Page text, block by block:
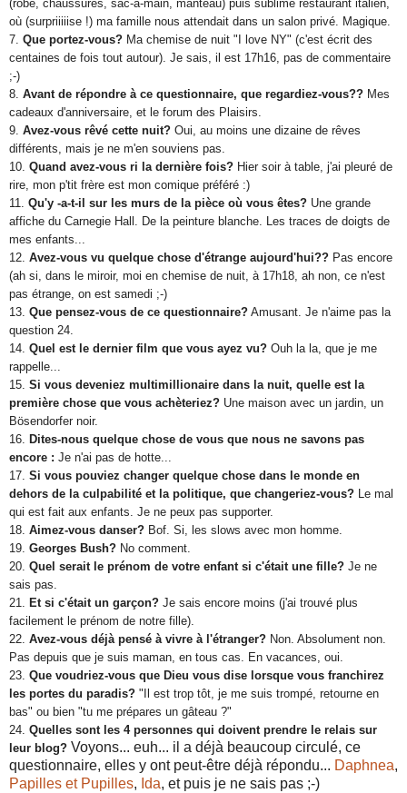
(robe, chaussures, sac-à-main, manteau) puis sublime restaurant italien,
où (surpriiiiise !) ma famille nous attendait dans un salon privé. Magique.
7. Que portez-vous? Ma chemise de nuit "I love NY" (c'est écrit des
centaines de fois tout autour). Je sais, il est 17h16, pas de commentaire
;-)
8. Avant de répondre à ce questionnaire, que regardiez-vous?? Mes
cadeaux d'anniversaire, et le forum des Plaisirs.
9. Avez-vous rêvé cette nuit? Oui, au moins une dizaine de rêves
différents, mais je ne m'en souviens pas.
10. Quand avez-vous ri la dernière fois? Hier soir à table, j'ai pleuré de
rire, mon p'tit frère est mon comique préféré :)
11. Qu'y -a-t-il sur les murs de la pièce où vous êtes? Une grande
affiche du Carnegie Hall. De la peinture blanche. Les traces de doigts de
mes enfants...
12. Avez-vous vu quelque chose d'étrange aujourd'hui?? Pas encore
(ah si, dans le miroir, moi en chemise de nuit, à 17h18, ah non, ce n'est
pas étrange, on est samedi ;-)
13. Que pensez-vous de ce questionnaire? Amusant. Je n'aime pas la
question 24.
14. Quel est le dernier film que vous ayez vu? Ouh la la, que je me
rappelle...
15. Si vous deveniez multimillionaire dans la nuit, quelle est la
première chose que vous achèteriez? Une maison avec un jardin, un
Bösendorfer noir.
16.
Dites-nous quelque chose de vous que nous ne savons pas
encore : Je n'ai pas de hotte...
17. Si vous pouviez changer quelque chose dans le monde en
dehors de la culpabilité et la politique, que changeriez-vous? Le mal
qui est fait aux enfants. Je ne peux pas supporter.
18. Aimez-vous danser? Bof. Si, les slows avec mon homme.
19. Georges Bush? No comment.
20. Quel serait le prénom de votre enfant si c'était une fille? Je ne
sais pas.
21.
Et si c'était un garçon? Je sais encore moins (j'ai trouvé plus
facilement le prénom de notre fille).
22. Avez-vous déjà pensé à vivre à l'étranger? Non. Absolument non.
Pas depuis que je suis maman, en tous cas. En vacances, oui.
23. Que voudriez-vous que Dieu vous dise lorsque vous franchirez
les portes du paradis? "Il est trop tôt, je me suis trompé, retourne en
bas" ou bien "tu me prépares un gâteau ?"
24. Quelles sont les 4 personnes qui doivent prendre le relais sur
leur blog? Voyons... euh... il a déjà beaucoup circulé, ce
questionnaire, elles y ont peut-être déjà répondu... Daphnea,
Papilles et Pupilles, Ida, et puis je ne sais pas ;-)